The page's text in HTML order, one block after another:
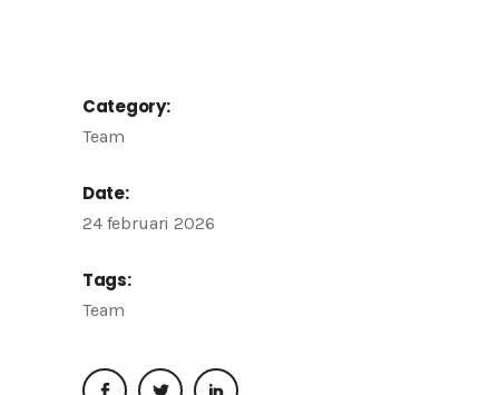
Category:
Team
Date:
24 februari 2026
Tags:
Team